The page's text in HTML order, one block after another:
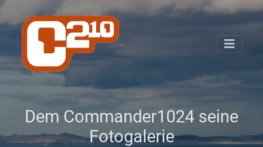
Dem Commander1024 seine
Fotogalerie